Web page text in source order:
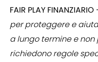
FAIR PLAY FINANZIARIO
per proteggere e
a lungo termine e non
richiedono regole